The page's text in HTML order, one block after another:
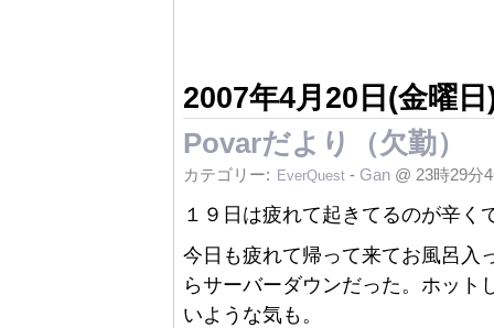
2007年4月20日(金曜日
Povarだより（欠勤）
カテゴリー: EverQuest - Gan @ 23時29分
１９日は疲れて起きてるのが辛く
今日も疲れて帰って来てお風呂入
らサーバーダウンだった。ホット
いような気も。